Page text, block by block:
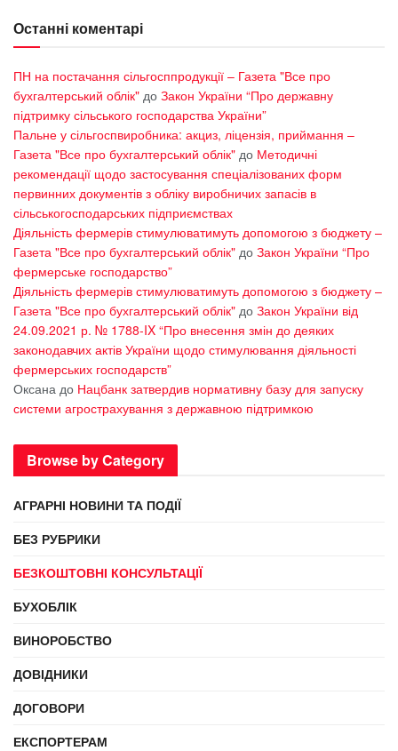
Останні коментарі
ПН на постачання сільгосппродукції – Газета "Все про
бухгалтерський облік" до Закон України “Про державну
підтримку сільського господарства України”
Пальне у сільгоспвиробника: акциз, ліцензія, приймання –
Газета "Все про бухгалтерський облік" до Методичні
рекомендації щодо застосування спеціалізованих форм
первинних документів з обліку виробничих запасів в
сільськогосподарських підприємствах
Діяльність фермерів стимулюватимуть допомогою з бюджету –
Газета "Все про бухгалтерський облік" до Закон України “Про
фермерське господарство”
Діяльність фермерів стимулюватимуть допомогою з бюджету –
Газета "Все про бухгалтерський облік" до Закон України від
24.09.2021 р. № 1788-IX “Про внесення змін до деяких
законодавчих актів України щодо стимулювання діяльності
фермерських господарств”
Оксана до Нацбанк затвердив нормативну базу для запуску
системи агрострахування з державною підтримкою
Browse by Category
АГРАРНІ НОВИНИ ТА ПОДІЇ
БЕЗ РУБРИКИ
БЕЗКОШТОВНІ КОНСУЛЬТАЦІЇ
БУХОБЛІК
ВИНОРОБСТВО
ДОВІДНИКИ
ДОГОВОРИ
ЕКСПОРТЕРАМ